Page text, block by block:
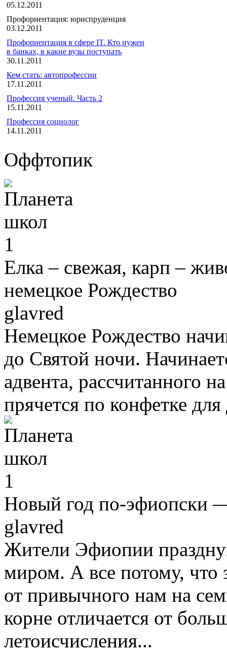
05.12.2011
Профориентация: юриспруденция
03.12.2011
Профориентация в сфере IT. Кто нужен
в банках, в какие вузы поступать
30.11.2011
Кем стать: автопрофессии
17.11.2011
Профессия ученый. Часть 2
15.11.2011
Профессия социолог
14.11.2011
Оффтопик
1
Елка – свежая, карп –
немецкое Рождество
glavred
Немецкое Рождество
до Святой ночи.
адвента, рассчитанного
прячется по конфетке для
1
Новый год по-эфиопски
glavred
Жители Эфиопии
миром. А все потому, что
от привычного нам на
корне отличается от
летоисчисления...